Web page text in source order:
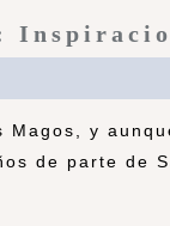
y
de parte de